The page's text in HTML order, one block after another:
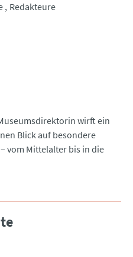
Redakteure
wirft ein
Blick auf besondere
vom Mittelalter bis in die